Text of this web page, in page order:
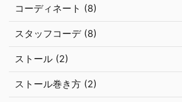
コーディネート (8)
スタッフコーデ (8)
ストール (2)
ストール巻き方 (2)